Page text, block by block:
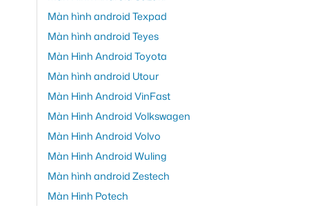
Màn hình android Texpad
Màn hình android Teyes
Màn Hình Android Toyota
Màn hình android Utour
Màn Hình Android VinFast
Màn Hình Android Volkswagen
Màn Hình Android Volvo
Màn Hình Android Wuling
Màn hình android Zestech
Màn Hình Potech